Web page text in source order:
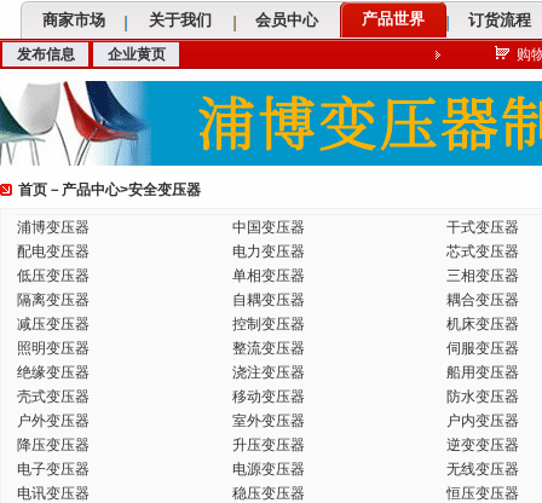
键
词
商家市场 关于我们 会员中心 产品世界 订货流程
发布信息 企业黄页 购
首页 － 产品中心>安全变压器
浦博变压器 中国变压器
干式变压器
配电变压器
电力变压器
芯式变压器
低压变压器
单相变压器
三相变压器
隔离变压器
自耦变压器
耦合变压器
减压变压器
控制变压器
机床变压器
照明变压器
整流变压器
伺服变压器
绝缘变压器
浇注变压器
船用变压器
壳式变压器
移动变压器
防水变压器
户外变压器
室外变压器
户内变压器
降压变压器
升压变压器
逆变变压器
电子变压器
电源变压器
无线变压器
电讯变压器
稳压变压器
恒压变压器